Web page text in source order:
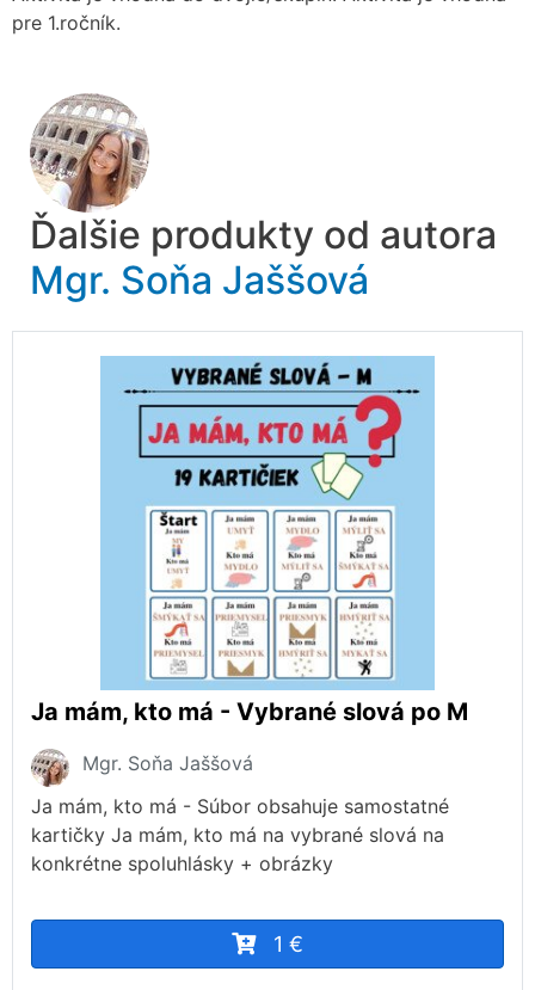
pre 1.ročník.
Ďalšie produkty od autora
Mgr. Soňa Jaššová
Ja mám, kto má - Vybrané slová po M
Mgr. Soňa Jaššová
Ja mám, kto má - Súbor obsahuje samostatné
kartičky Ja mám, kto má na vybrané slová na
konkrétne spoluhlásky + obrázky
1 €